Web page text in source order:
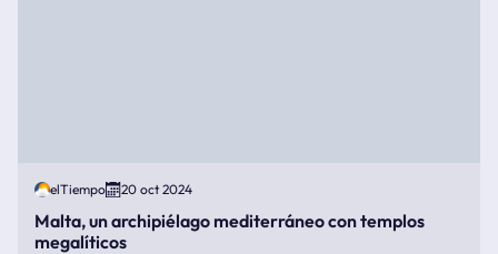
elTiempo 20 oct 2024
Malta, un archipiélago mediterráneo con templos
megalíticos